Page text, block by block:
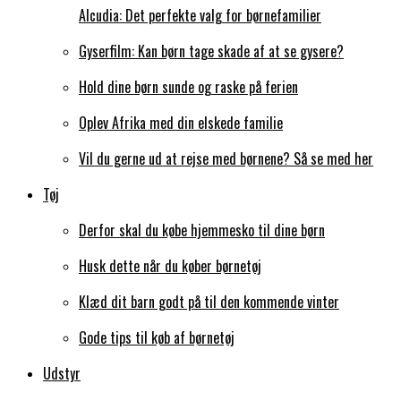
Alcudia: Det perfekte valg for børnefamilier
Gyserfilm: Kan børn tage skade af at se gysere?
Hold dine børn sunde og raske på ferien
Oplev Afrika med din elskede familie
Vil du gerne ud at rejse med børnene? Så se med her
Tøj
Derfor skal du købe hjemmesko til dine børn
Husk dette når du køber børnetøj
Klæd dit barn godt på til den kommende vinter
Gode tips til køb af børnetøj
Udstyr